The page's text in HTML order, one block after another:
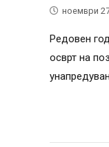
ноември
Редовен
осврт на